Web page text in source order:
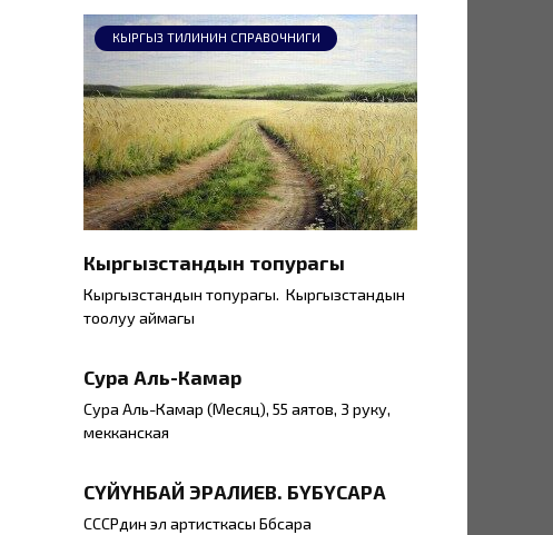
КЫРГЫЗ ТИЛИНИН СПРАВОЧНИГИ
Кыргызстандын топурагы
Кыргызстандын топурагы . Кыргызстандын
тоолуу аймагы
Сура Аль-Камар
Сура Аль-Камар (Месяц), 55 аятов, 3 руку,
мекканская
СҮЙҮНБАЙ ЭРАЛИЕВ. БҮБҮСАРА
СССРдин эл артисткасы Бүбүсара